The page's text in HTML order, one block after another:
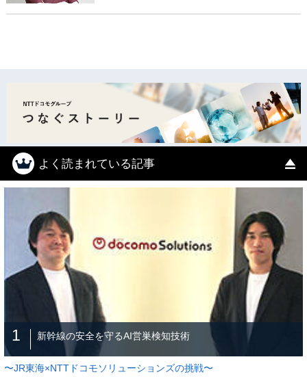
よく読まれている記事
1 新幹線の安全を守るAI営巣検知技術
〜JR東海×NTTドコモソリューションズの挑戦〜